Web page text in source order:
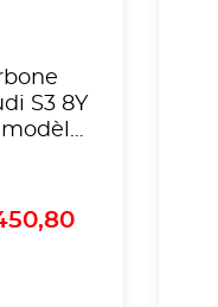
S3 8Y
modèle